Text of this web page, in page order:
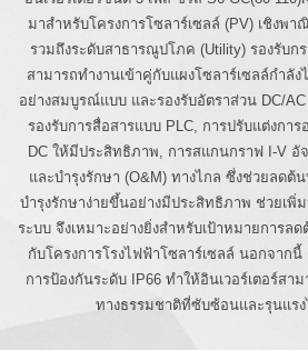
มาสำหรับโครงการโซลาร์เซลล์ (PV) เชิงพ
รวมถึงระดับสาธารณูปโภค (Utility) รองรับก
สามารถทำงานเข้าคู่กับแผงโซลาร์เซลล์กำลั
อย่างสมบูรณ์แบบ และรองรับอัตราส่วน DC/
รองรับการสื่อสารแบบ PLC, การปรับแต่งการ
DC ให้มีประสิทธิภาพ, การสแกนกราฟ I-V อั
และบำรุงรักษา (O&M) ทางไกล ซึ่งช่วยลดต้
บำรุงรักษาง่ายขึ้นอย่างมีประสิทธิภาพ ช่วยเพิ่
ระบบ จึงเหมาะอย่างยิ่งสำหรับเป้าหมายการ
กับโครงการโรงไฟฟ้าโซลาร์เซลล์ นอกจา
การป้องกันระดับ IP66 ทำให้อินเวอร์เตอร์ส
ทางธรรมชาติที่ซับซ้อนและรุนแรง